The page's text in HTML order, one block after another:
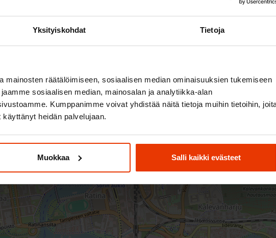
Yksityiskohdat Tietoja
mainosten räätälöimiseen, sosiaalisen median ominaisuuksien tukemiseen
sosiaalisen median, mainosalan ja analytiikka-alan
Kumppanimme voivat yhdistää näitä tietoja muihin tietoihin,
heidän palvelujaan.
Muokkaa Salli kaikki evästeet